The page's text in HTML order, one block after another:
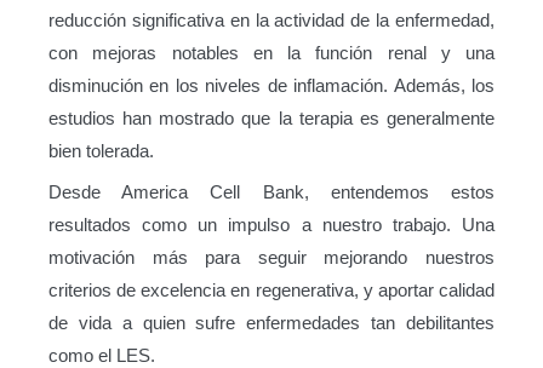
reducción significativa en la actividad de la enfermedad,
con mejoras notables en la función renal y una
disminución en los niveles de inflamación. Además, los
estudios han mostrado que la terapia es generalmente
bien tolerada.
Desde America Cell Bank, entendemos estos
resultados como un impulso a nuestro trabajo. Una
motivación más para seguir mejorando nuestros
criterios de excelencia en regenerativa, y aportar calidad
de vida a quien sufre enfermedades tan debilitantes
como el LES.